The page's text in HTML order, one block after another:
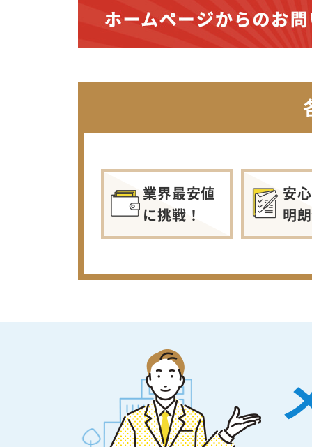
業界最安値
に挑戦！
安
明